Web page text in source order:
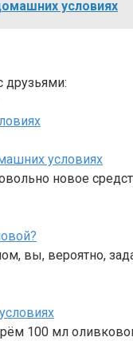
условиях
друзьями:
условиях
новое
вы, вероятно,
100 мл